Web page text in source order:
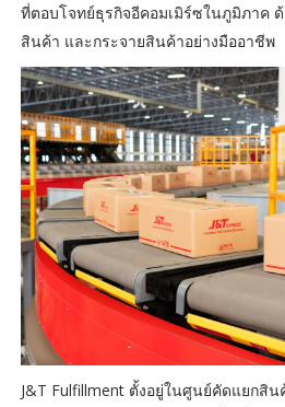
ที่ตอบโจทย์ธุรกิจอีคอมเมิร์ซในภูมิภาค
สินค้า และกระจายสินค้าอย่างมืออาชีพ
J&T Fulfillment ตั้งอยู่ในศูนย์คัดแยกสิ